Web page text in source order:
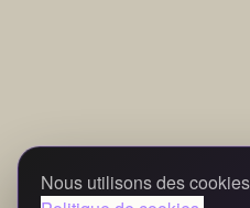
Nous utilisons des